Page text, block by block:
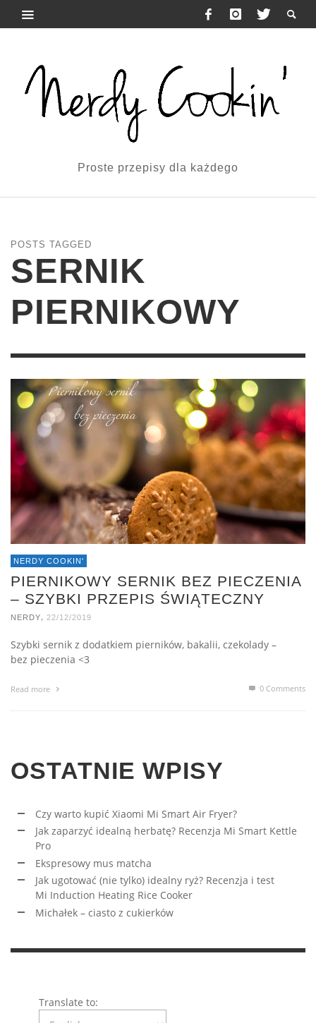
Proste przepisy dla każdego
POSTS TAGGED
SERNIK
PIERNIKOWY
NERDY COOKIN'
PIERNIKOWY SERNIK BEZ PIECZENIA
– SZYBKI PRZEPIS ŚWIĄTECZNY
NERDY 22/12/2019
Szybki sernik z dodatkiem pierników, bakalii, czekolady –
bez pieczenia <3
Read more 0 Comments
OSTATNIE WPISY
Czy warto kupić Xiaomi Mi Smart Air Fryer?
Jak zaparzyć idealną herbatę? Recenzja Mi Smart Kettle
Pro
Ekspresowy mus matcha
Jak ugotować (nie tylko) idealny ryż? Recenzja i test
Mi Induction Heating Rice Cooker
Michałek – ciasto z cukierków
Translate to: